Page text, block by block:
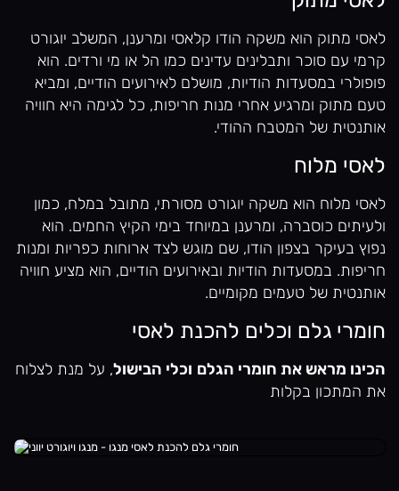
לאסי מתוק הוא משקה הודו קלאסי ומרענן, המשלב יוגורט
קרמי עם סוכר ותבלינים עדינים כמו הל או מי ורדים. הוא
פופולרי במסעדות הודיות, מושלם לאירועים הודיים, ומביא
טעם מתוק ומרגיע אחרי מנות חריפות, כל לגימה היא חוויה
אותנטית של המטבח ההודי.
לאסי מלוח
לאסי מלוח הוא משקה יוגורט מסורתי, מתובל במלח, כמון
ולעיתים כוסברה, ומרענן במיוחד בימי הקיץ החמים. הוא
נפוץ בעיקר בצפון הודו, שם מוגש לצד ארוחות כפריות ומנות
חריפות. במסעדות הודיות ובאירועים הודיים, הוא מציע חוויה
אותנטית של טעמים מקומיים.
חומרי גלם וכלים להכנת לאסי
הכינו מראש את חומרי הגלם וכלי הבישול, על מנת לצלוח
את המתכון בקלות